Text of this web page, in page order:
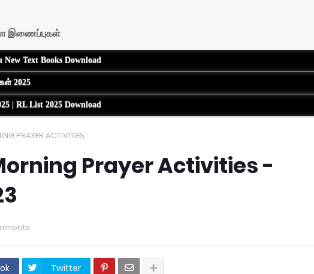
இணைப்புகள்
Text Books Download
2025
| RL List 2025 Download
PRAYER ACTIVITIES
Prayer Activities -
Twitter